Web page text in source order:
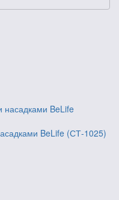
BeLife (СТ-1025)